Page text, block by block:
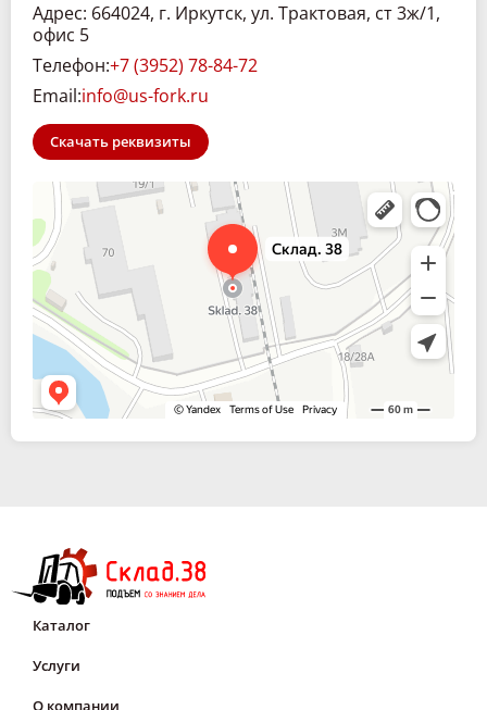
Адрес: 664024, г. Иркутск, ул. Трактовая, ст 3ж/1,
офис 5
Телефон:+7 (3952) 78-84-72
Email:info@us-fork.ru
Скачать реквизиты
Склад. 38
Спецтехника и спецавтомобили в Иркутске
Каталог
Услуги
О компании